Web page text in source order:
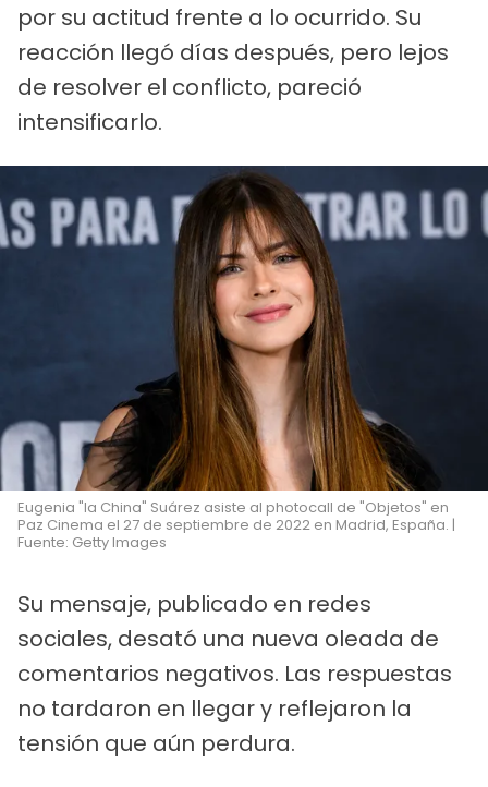
por su actitud frente a lo ocurrido. Su
reacción llegó días después, pero lejos
de resolver el conflicto, pareció
intensificarlo.
Eugenia "la China" Suárez asiste al photocall de "Objetos" en
Paz Cinema el 27 de septiembre de 2022 en Madrid, España. |
Fuente: Getty Images
Su mensaje, publicado en redes
sociales, desató una nueva oleada de
comentarios negativos. Las respuestas
no tardaron en llegar y reflejaron la
tensión que aún perdura.